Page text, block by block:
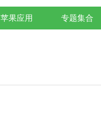
Repair
苹果应用 专题集合